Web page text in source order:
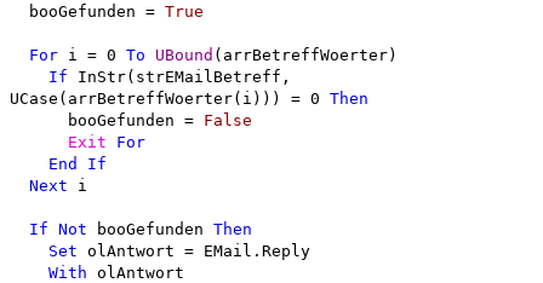
booGefunden = True
For i = 0 To UBound (arrBetreffWoerter)
If InStr(strEMailBetreff,
UCase(arrBetreffWoerter(i))) = 0 Then
booGefunden = False
Exit
For
End
If
Next i
If Not booGefunden Then
Set olAntwort = EMail.Reply
With olAntwort